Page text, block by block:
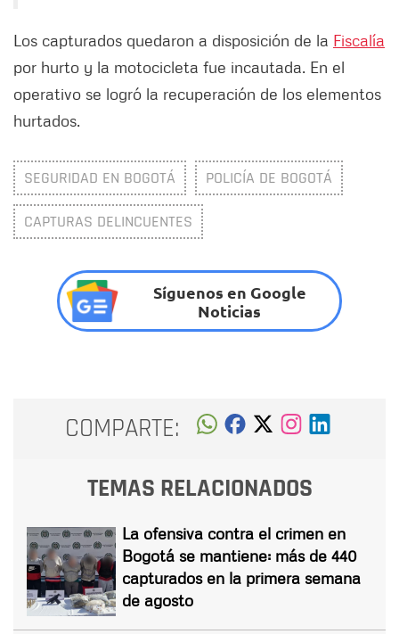
Los capturados quedaron a disposición de la Fiscalía
por hurto y la motocicleta fue incautada. En el
operativo se logró la recuperación de los elementos
hurtados.
SEGURIDAD EN BOGOTÁ POLICÍA DE BOGOTÁ
CAPTURAS DELINCUENTES
Síguenos en Google
Noticias
COMPARTE:
TEMAS RELACIONADOS
La ofensiva contra el crimen en
Bogotá se mantiene: más de 440
capturados en la primera semana
de agosto